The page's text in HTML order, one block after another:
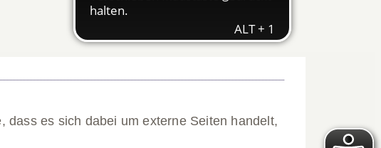
es sich dabei um externe Seiten handelt,